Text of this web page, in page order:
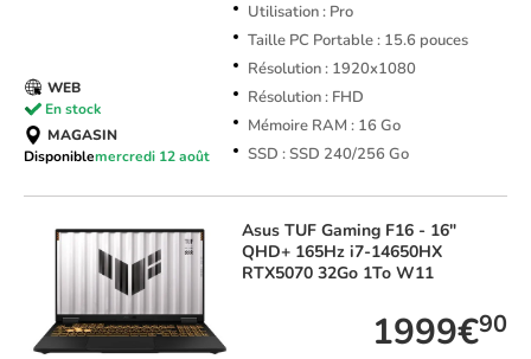
Utilisation : Pro
Taille PC Portable : 15.6 pouces
Résolution : 1920x1080
Résolution : FHD
Mémoire RAM : 16 Go
SSD : SSD 240/256 Go
WEB
En stock
MAGASIN
Disponiblemercredi 12 août
Asus TUF Gaming F16 - 16"
QHD+ 165Hz i7-14650HX
RTX5070 32Go 1To W11
1999€90